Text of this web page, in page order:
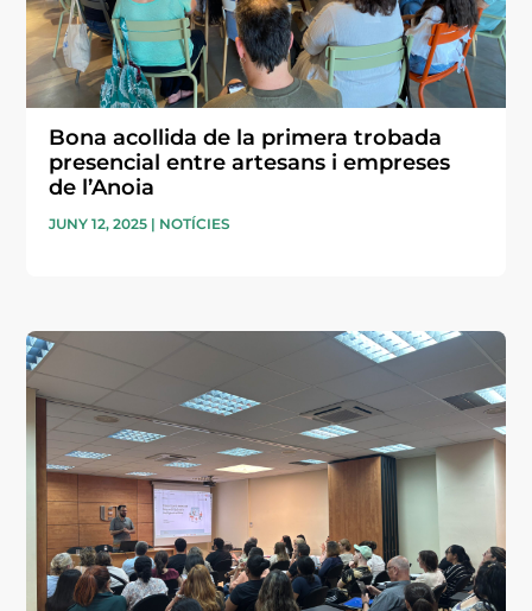
Bona acollida de la primera trobada
presencial entre artesans i empreses
de l’Anoia
JUNY 12, 2025 | NOTÍCIES